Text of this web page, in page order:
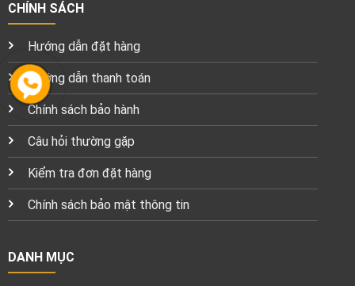
CHÍNH SÁCH
Hướng dẫn đặt hàng
Hướng dẫn thanh toán
Chính sách bảo hành
Câu hỏi thường gặp
Kiểm tra đơn đặt hàng
Chính sách bảo mật thông tin
DANH MỤC